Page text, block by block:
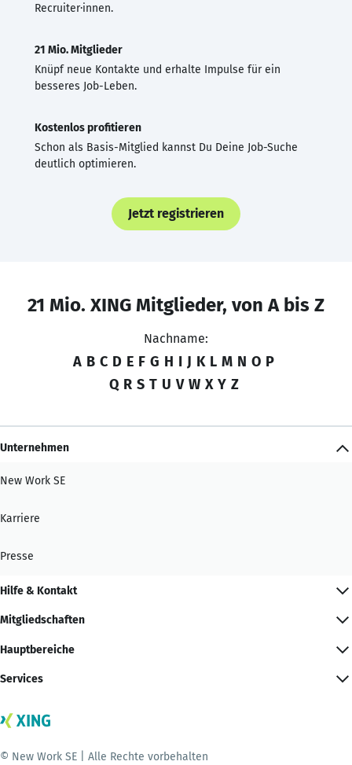
Recruiter·innen.
21 Mio. Mitglieder
Knüpf neue Kontakte und erhalte Impulse für ein
besseres Job-Leben.
Kostenlos profitieren
Schon als Basis-Mitglied kannst Du Deine Job-Suche
deutlich optimieren.
Jetzt registrieren
21 Mio. XING Mitglieder, von A bis Z
Nachname:
A B C D E F G H I J K L M N O P
Q R S T U V W X Y Z
Unternehmen
New Work SE
Karriere
Presse
Hilfe & Kontakt
Mitgliedschaften
Hauptbereiche
Services
© New Work SE | Alle Rechte vorbehalten